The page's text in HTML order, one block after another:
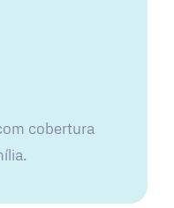
cobertura